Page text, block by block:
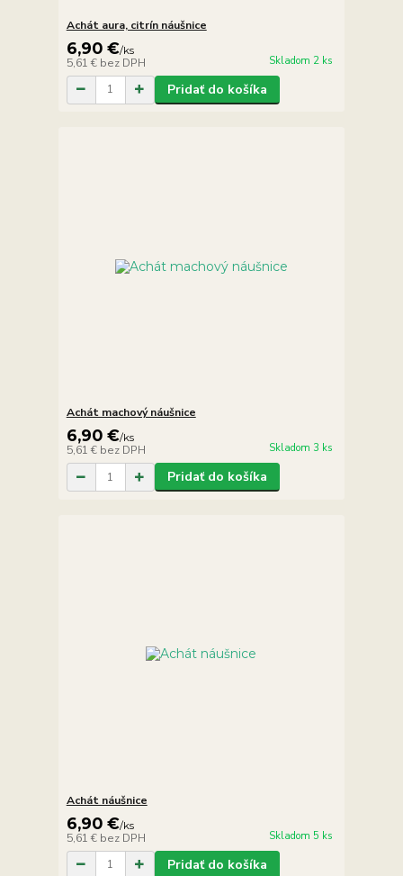
Achát aura, citrín náušnice
6,90 €/ks
5,61 € bez DPH Skladom 2 ks
Pridať do košíka
Achát machový náušnice
6,90 €/ks
5,61 € bez DPH Skladom 3 ks
Pridať do košíka
Achát náušnice
6,90 €/ks
5,61 € bez DPH Skladom 5 ks
Pridať do košíka